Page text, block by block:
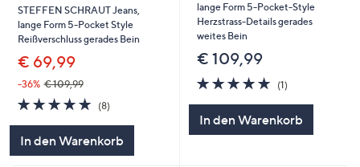
STEFFEN SCHRAUT Jeans,
lange Form 5-Pocket Style
Reißverschluss gerades Bein
€ 69,99
-36% € 109,99
5.0
von
(8)8
In den Warenkorb
lange Form 5-Pocket-Style
Herzstrass-Details gerades
weites Bein
€ 109,99
5.0
von
(1)1
In den Warenkorb